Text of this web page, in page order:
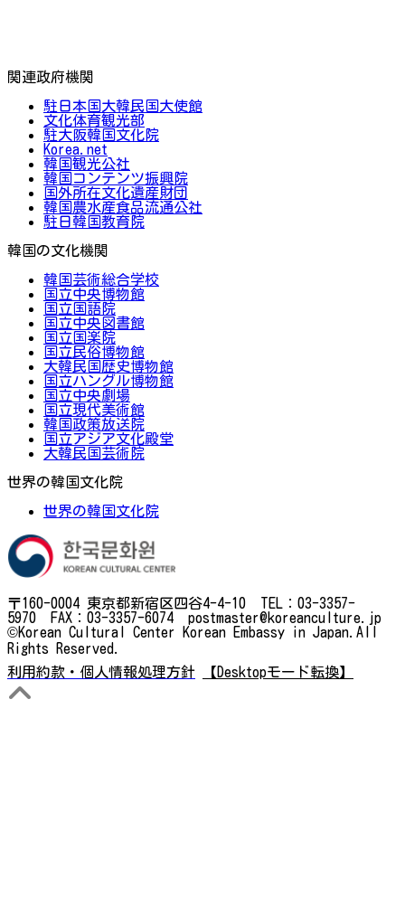
関連政府機関
駐日本国大韓民国大使館
文化体育観光部
駐大阪韓国文化院
Korea.net
韓国観光公社
韓国コンテンツ振興院
国外所在文化遺産財団
韓国農水産食品流通公社
駐日韓国教育院
韓国の文化機関
韓国芸術総合学校
国立中央博物館
国立国語院
国立中央図書館
国立国楽院
国立民俗博物館
大韓民国歴史博物館
国立ハングル博物館
国立中央劇場
国立現代美術館
韓国政策放送院
国立アジア文化殿堂
大韓民国芸術院
世界の韓国文化院
世界の韓国文化院
〒160-0004 東京都新宿区四谷4-4-10 TEL：03-3357-
5970 FAX：03-3357-6074 postmaster@koreanculture.jp
©Korean Cultural Center Korean Embassy in Japan.All
Rights Reserved.
利用約款・個人情報処理方針
【Desktopモード転換】